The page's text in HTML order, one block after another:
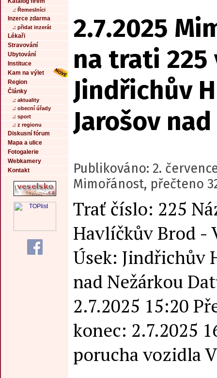
.: Řemeslníci
Inzerce zdarma
.: přidat inzerát
Lékaři
Stravování
Ubytování
Instituce
Kam na výlet
Region
Články
.: aktuality
.: obecní úřady
.: sport
.: z regionu
Diskusní fórum
Mapa a ulice
Fotogalerie
Webkamery
Kontakt
2.7.2025
na trati 225
Jindřichův
Jarošov
Publikováno: 2.
Mimořánost, přečteno
Trať číslo: 225
Havlíčkův Brod -
Úsek: Jindřichův
nad Nežárkou
2.7.2025 15:20
konec: 2.7.2025
porucha vozidla